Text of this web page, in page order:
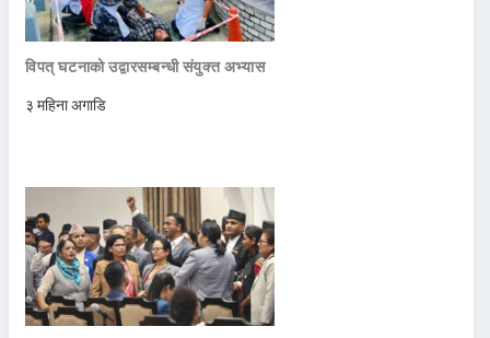
विपत् घटनाको उद्वारसम्बन्धी संयुक्त अभ्यास
३ महिना अगाडि